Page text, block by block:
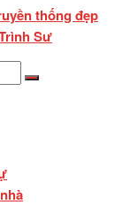
thống đẹp
Sư